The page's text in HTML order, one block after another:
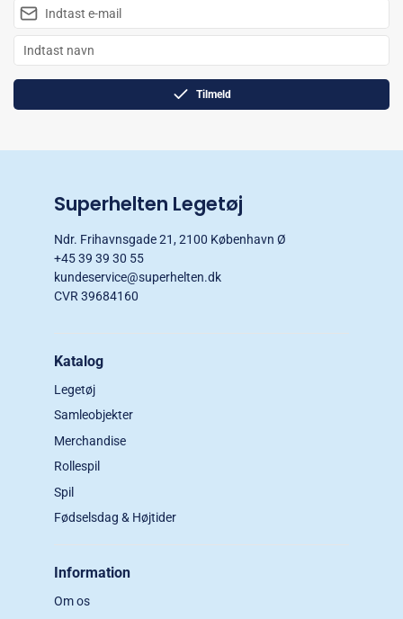
Tilmeld
Superhelten Legetøj
Ndr. Frihavnsgade 21, 2100 København Ø
+45 39 39 30 55
kundeservice@superhelten.dk
CVR 39684160
Katalog
Legetøj
Samleobjekter
Merchandise
Rollespil
Spil
Fødselsdag & Højtider
Information
Om os